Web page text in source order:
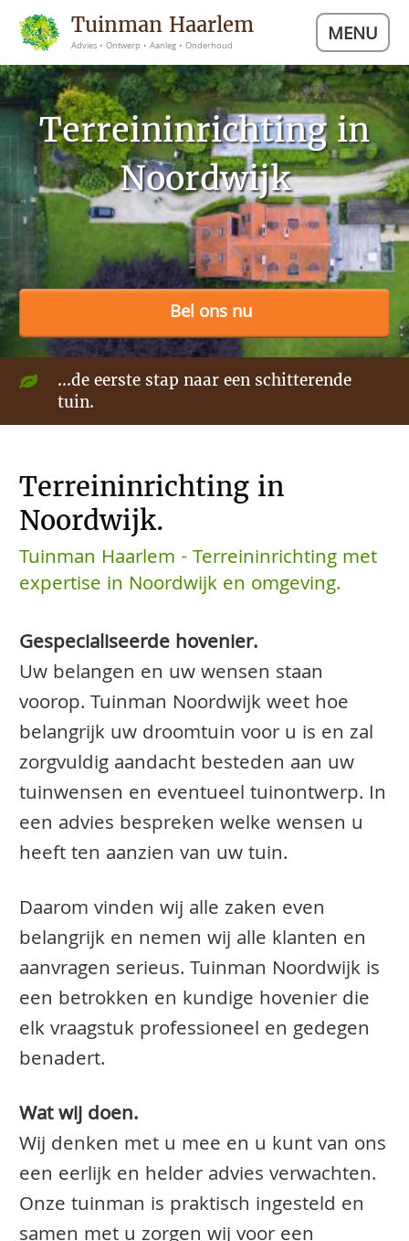
Tuinman Haarlem
Advies • Ontwerp • Aanleg • Onderhoud MENU
Terreininrichting in
Noordwijk
Bel ons nu
...de eerste stap naar een schitterende
tuin.
Terreininrichting in
Noordwijk.
Tuinman Haarlem - Terreininrichting met
expertise in Noordwijk en omgeving.
Gespecialiseerde hovenier.
Uw belangen en uw wensen staan
voorop. Tuinman Noordwijk weet hoe
belangrijk uw droomtuin voor u is en zal
zorgvuldig aandacht besteden aan uw
tuinwensen en eventueel tuinontwerp. In
een advies bespreken welke wensen u
heeft ten aanzien van uw tuin.
Daarom vinden wij alle zaken even
belangrijk en nemen wij alle klanten en
aanvragen serieus. Tuinman Noordwijk is
een betrokken en kundige hovenier die
elk vraagstuk professioneel en gedegen
benadert.
Wat wij doen.
Wij denken met u mee en u kunt van ons
een eerlijk en helder advies verwachten.
Onze tuinman is praktisch ingesteld en